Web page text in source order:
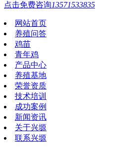
点击免费咨询13571533835
网站首页
养殖问答
鸡苗
青年鸡
产品中心
养殖基地
荣誉资质
技术培训
成功案例
新闻资讯
关于兴塬
联系兴塬